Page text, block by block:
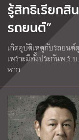
รู้สิทธิเรียกสิ
รถยนต์”
เกิดอุบัติเหตุกับรถยนต์
เพราะมีทั้งประกันพ.ร.
หาก